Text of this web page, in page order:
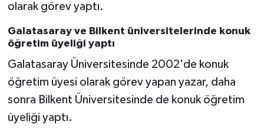
olarak görev yaptı.
Galatasaray ve Bilkent üniversitelerinde konuk
öğretim üyeliği yaptı
Galatasaray Üniversitesinde 2002'de konuk
öğretim üyesi olarak görev yapan yazar, daha
sonra Bilkent Üniversitesinde de konuk öğretim
üyeliği yaptı.